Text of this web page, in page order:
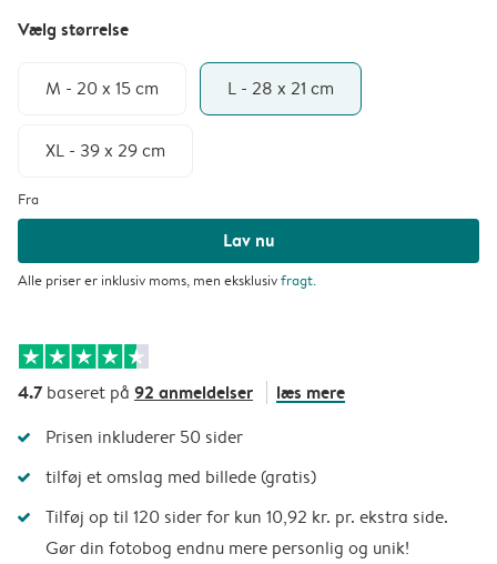
Vælg størrelse
M - 20 x 15 cm L - 28 x 21 cm
XL - 39 x 29 cm
Fra
Lav nu
Alle priser er inklusiv moms, men eksklusivfragt.
4.7 baseret på 92 anmeldelser læs mere
Prisen inkluderer 50 sider
tilføj et omslag med billede (gratis)
Tilføj op til 120 sider for kun 10,92 kr. pr. ekstra side.
Gør din fotobog endnu mere personlig og unik!